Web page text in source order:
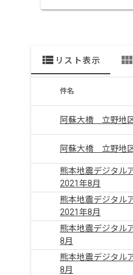
view_list リスト表示 view_module
件名
阿蘇大橋 立野地
阿蘇大橋 立野地
熊本地震デジタル
2021年8月
熊本地震デジタル
2021年8月
熊本地震デジタル
8月
熊本地震デジタル
8月